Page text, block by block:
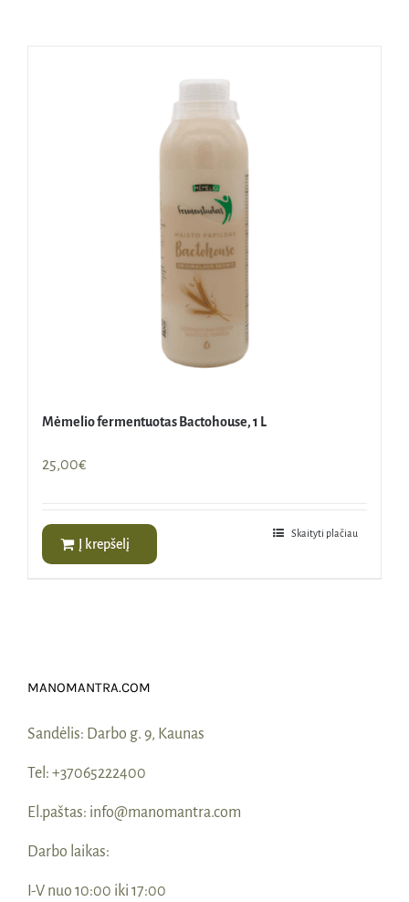
Mėmelio fermentuotas Bactohouse, 1 L
25,00€
Į krepšelį
Skaityti plačiau
MANOMANTRA.COM
Sandėlis: Darbo g. 9, Kaunas
Tel: +37065222400
El.paštas: info@manomantra.com
Darbo laikas:
I-V nuo 10:00 iki 17:00